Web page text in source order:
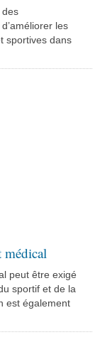
des
les
sportives dans
médical
peut être exigé
sportif et de la
est également